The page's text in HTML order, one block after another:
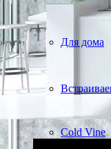
Для дома
Cold Vine